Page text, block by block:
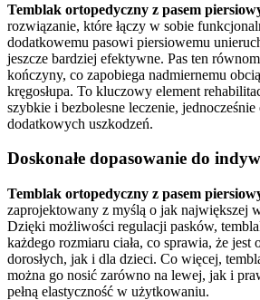
Temblak ortopedyczny z pasem
rozwiązanie, które łączy w sobie
dodatkowemu pasowi piersiowemu
jeszcze bardziej efektywne. Pas ten
kończyny, co zapobiega nadmiernemu
kręgosłupa. To kluczowy element
szybkie i bezbolesne leczenie,
dodatkowych uszkodzeń.
Doskonałe dopasowanie do
Temblak ortopedyczny z pasem
zaprojektowany z myślą o jak największej
Dzięki możliwości regulacji pasków,
każdego rozmiaru ciała, co sprawia, że
dorosłych, jak i dla dzieci. Co więcej,
można go nosić zarówno na lewej, jak i
pełną elastyczność w użytkowaniu.